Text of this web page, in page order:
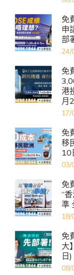
免
申
部
24/
免
港
月
17/
免
移
10
03/
免
“
準
18/
免
大
日)
08/